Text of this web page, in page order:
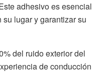
adhesivo es esencial
lugar y garantizar su
del ruido exterior del
de conducción